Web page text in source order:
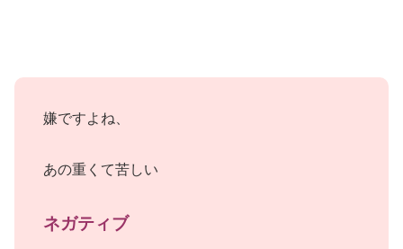
嫌ですよね、
あの重くて苦しい
ネガティブ